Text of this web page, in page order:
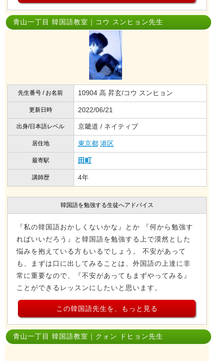
青山一丁目 韓国語教室｜コウ スンヒョン先生
先生番号 / お名前 10904 高 昇玄/コウ スンヒョン
更新日時 2022/06/21
出身/日本語レベル 京畿道 / ネイティブ
居住地 東京都 港区
最寄駅 田町
講師歴 4年
韓国語を勉強する生徒へアドバイス
『私の韓国語おかしくないかな』とか 『何から勉強す
ればいいだろう』と韓国語を勉強する上で漠然とした
悩みを抱えている方もいるでしょう。 不安があって
も、まずは口に出してみることは、外国語の上達に非
常に重要なので、『不安があってもまずやってみる』
ことができるレッスンにしたいと思います。
この韓国語先生を、もっと見る
青山一丁目 韓国語教室｜クォン ドヒョン先生